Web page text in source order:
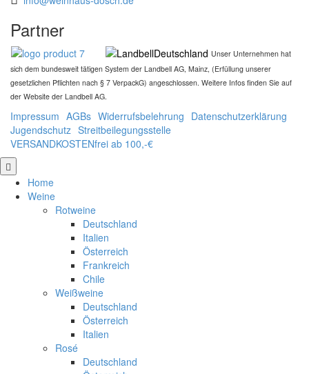
Partner
Unser Unternehmen hat
sich dem bundesweit tätigen System der Landbell AG, Mainz, (Erfüllung unserer
gesetzlichen Pflichten nach § 7 VerpackG) angeschlossen. Weitere Infos finden Sie auf
der Website der Landbell AG.
Impressum AGBs Widerrufsbelehrung Datenschutzerklärung
Jugendschutz Streitbeilegungsstelle
VERSANDKOSTENfrei ab 100,-€
nach
oben Home
Weine
Rotweine
Deutschland
Italien
Österreich
Frankreich
Chile
Weißweine
Deutschland
Österreich
Italien
Rosé
Deutschland